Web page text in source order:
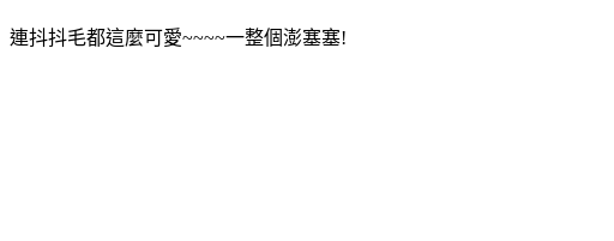
連抖抖毛都這麼可愛~~~~一整個澎塞塞!